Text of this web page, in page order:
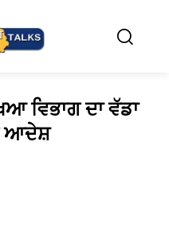
ਵਿਭਾਗ ਦਾ ਵੱਡਾ
ਆਦੇਸ਼